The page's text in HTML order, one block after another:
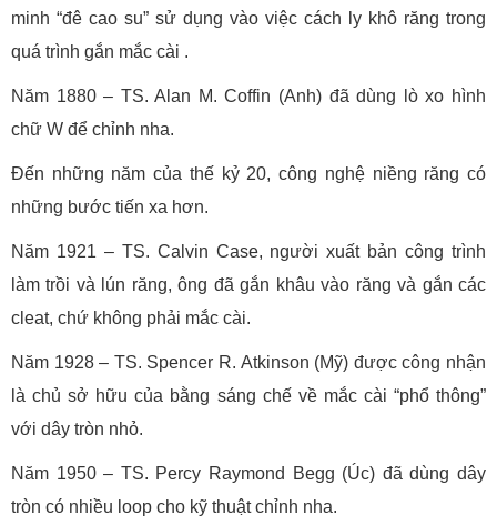
minh “đê cao su” sử dụng vào việc cách ly khô răng trong
quá trình gắn mắc cài .
Năm 1880 – TS. Alan M. Coffin (Anh) đã dùng lò xo hình
chữ W để chỉnh nha.
Đến những năm của thế kỷ 20, công nghệ niềng răng có
những bước tiến xa hơn.
Năm 1921 – TS. Calvin Case, người xuất bản công trình
làm trồi và lún răng, ông đã gắn khâu vào răng và gắn các
cleat, chứ không phải mắc cài.
Năm 1928 – TS. Spencer R. Atkinson (Mỹ) được công nhận
là chủ sở hữu của bằng sáng chế về mắc cài “phổ thông”
với dây tròn nhỏ.
Năm 1950 – TS. Percy Raymond Begg (Úc) đã dùng dây
tròn có nhiều loop cho kỹ thuật chỉnh nha.